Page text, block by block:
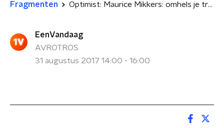
Fragmenten Optimist: Maurice Mikkers: omhels je tranen!
EenVandaag
AVROTROS
31 augustus 2017 14:00 - 16:00